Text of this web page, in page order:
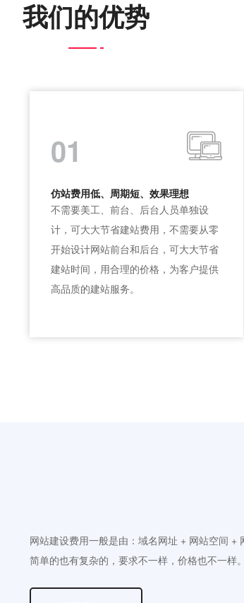
我们的优势
01
仿站费用低、周期短、效果理想
不需要美工、前台、后台人员单独设
计，可大大节省建站费用，不需要从零
开始设计网站前台和后台，可大大节省
建站时间，用合理的价格，为客户提供
高品质的建站服务。
网站建设费用一般是由：域名网址 + 网站空间 +
简单的也有复杂的，要求不一样，价格也不一样